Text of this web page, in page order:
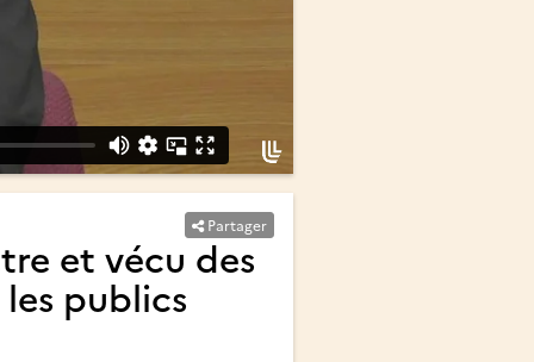
Partager
et vécu des
publics